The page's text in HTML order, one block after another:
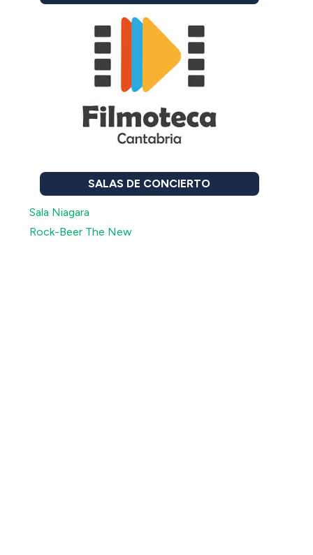
SALAS DE CONCIERTO
Sala Niagara
Rock-Beer The New